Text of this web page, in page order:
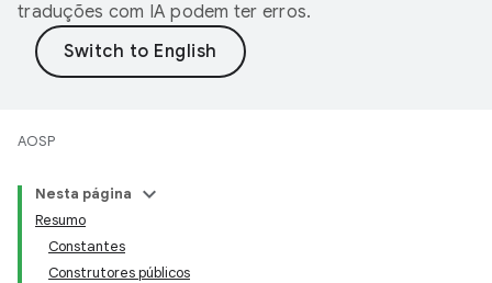
traduções com IA podem ter erros.
AOSP
Nesta página
Resumo
Constantes
Construtores públicos